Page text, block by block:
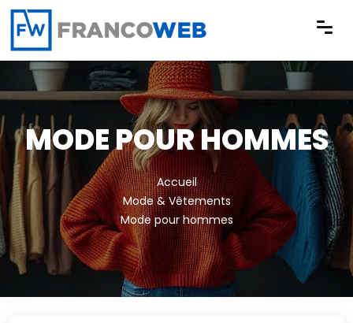
Panneau de gestion des cookies
MODE POUR HOMMES
Accueil
Mode & Vêtements
Mode pour hommes